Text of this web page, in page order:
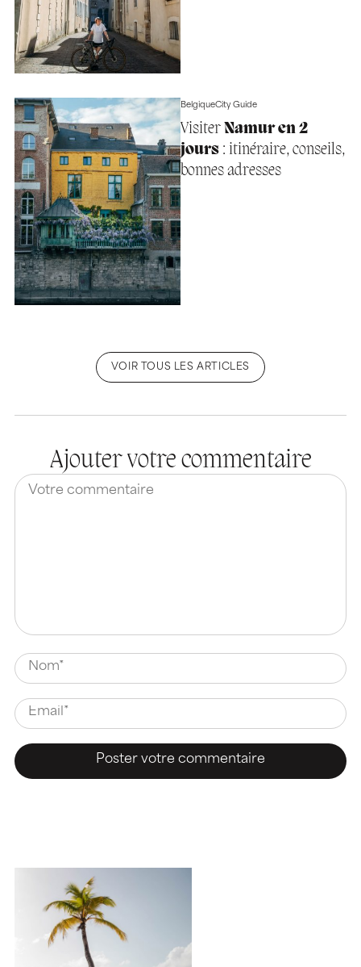
BelgiqueCity Guide
Visiter Namur en 2
jours: itinéraire, conseils,
bonnes adresses
VOIR TOUS LES ARTICLES
Ajouter votre commentaire